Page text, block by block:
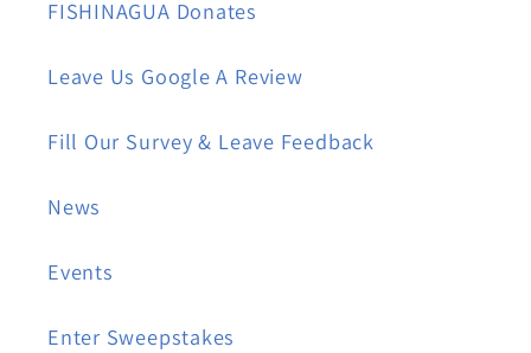
FISHINAGUA Donates
Leave Us Google A Review
Fill Our Survey & Leave Feedback
News
Events
Enter Sweepstakes